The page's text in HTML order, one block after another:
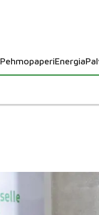
PehmopaperiEnergia